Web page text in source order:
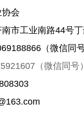
会
南市工业南路44号
（微信同
（微信同号